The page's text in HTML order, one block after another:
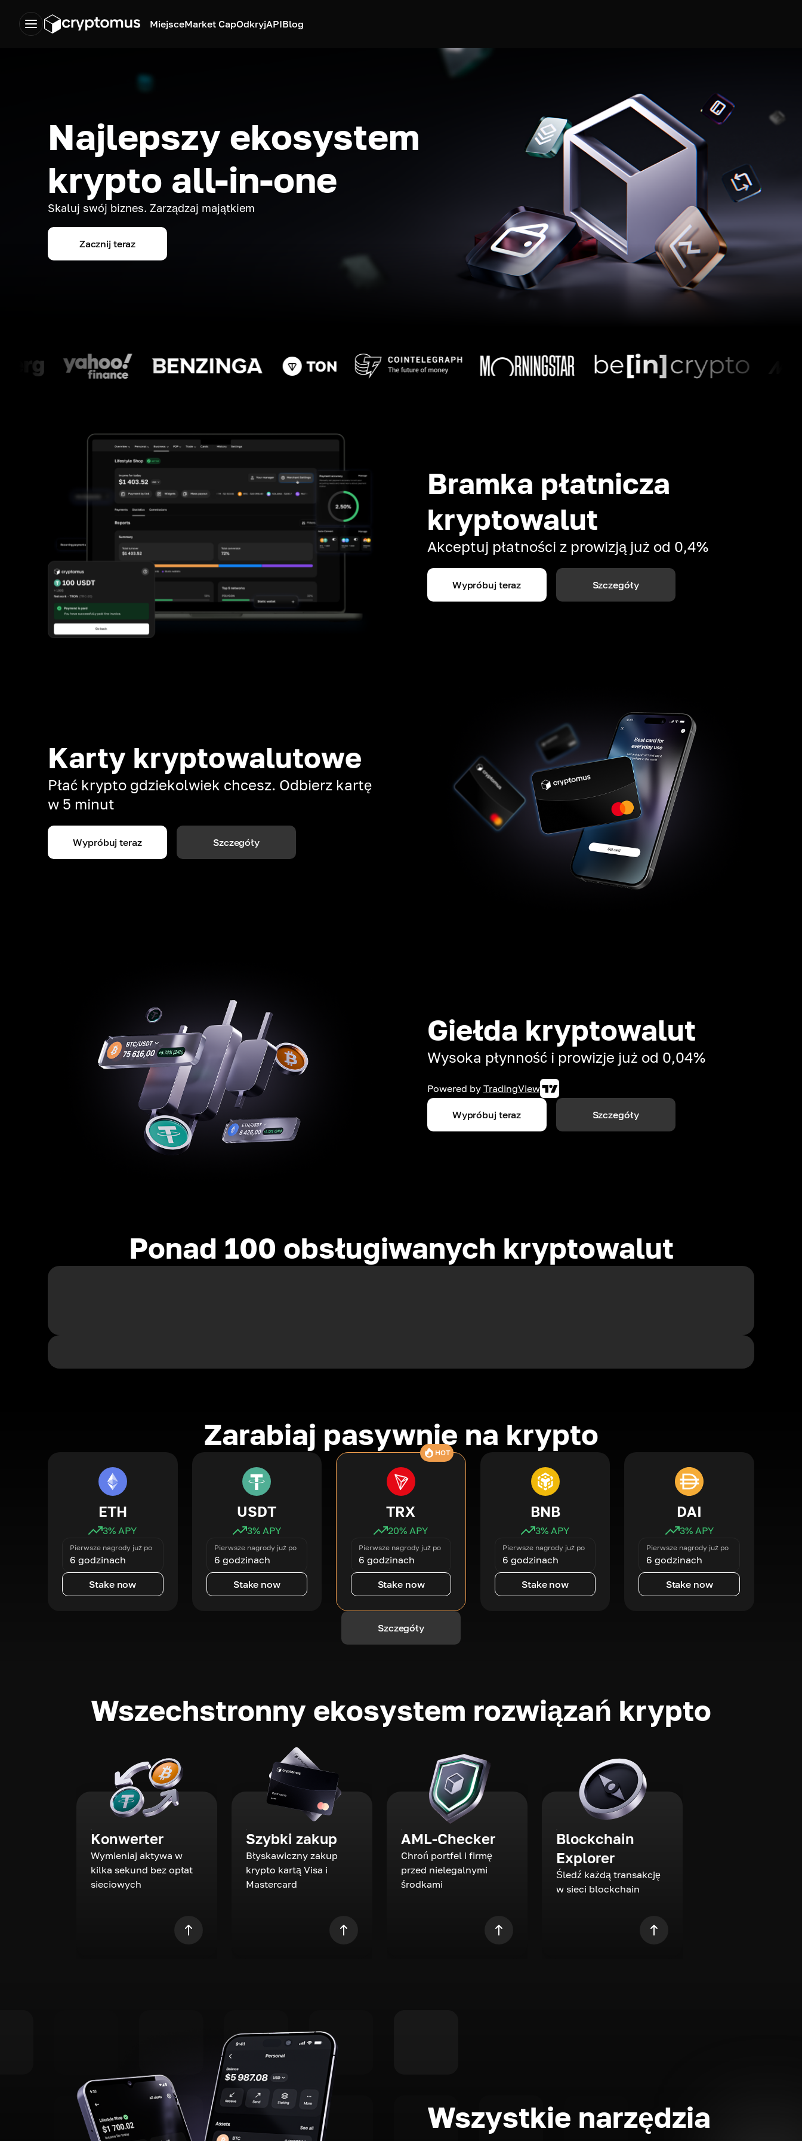
MiejsceMarket CapOdkryjAPIBlog
Najlepszy ekosystem
krypto all-in-one
Skaluj swój biznes. Zarządzaj majątkiem
Zacznij teraz
Bramka płatnicza
kryptowalut
Akceptuj płatności z prowizją już od 0,4%
Wypróbuj teraz Szczegóły
Karty kryptowalutowe
Płać krypto gdziekolwiek chcesz. Odbierz kartę
w 5 minut
Wypróbuj teraz Szczegóły
Giełda kryptowalut
Wysoka płynność i prowizje już od 0,04%
Powered by TradingView
Wypróbuj teraz Szczegóły
Ponad 100 obsługiwanych kryptowalut
Zarabiaj pasywnie na krypto
ETH
3% APY
Pierwsze nagrody już po
6 godzinach
Stake now
USDT
3% APY
Pierwsze nagrody już po
6 godzinach
Stake now
HOT
TRX
20% APY
Pierwsze nagrody już po
6 godzinach
Stake now
BNB
3% APY
Pierwsze nagrody już po
6 godzinach
Stake now
DAI
3% APY
Pierwsze nagrody już po
6 godzinach
Stake now
Szczegóły
Wszechstronny ekosystem rozwiązań krypto
Konwerter
Wymieniaj aktywa w
kilka sekund bez opłat
sieciowych
Szybki zakup
Błyskawiczny zakup
krypto kartą Visa i
Mastercard
AML-Checker
Chroń portfel i firmę
przed nielegalnymi
środkami
Blockchain
Explorer
Śledź każdą transakcję
w sieci blockchain
Wszystkie narzędzia